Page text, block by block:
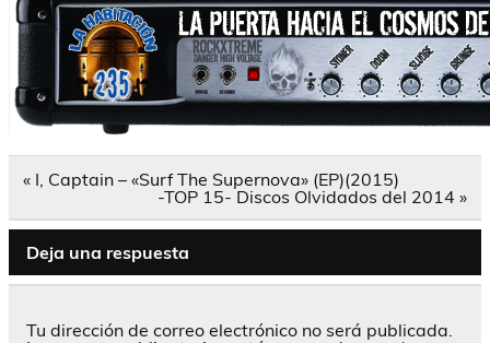
Navegación
de
« I, Captain – «Surf The Supernova» (EP)(2015)
-TOP 15- Discos Olvidados del 2014 »
Deja una respuesta
Tu dirección de correo electrónico no será publicada.